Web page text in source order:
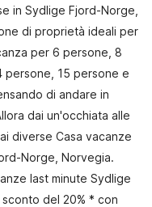
in Sydlige Fjord-Norge,
di proprietà ideali per
per 6 persone, 8
persone, 15 persone e
di andare in
dai un'occhiata alle
diverse Casa vacanze
Norge, Norvegia.
last minute Sydlige
del 20% * con